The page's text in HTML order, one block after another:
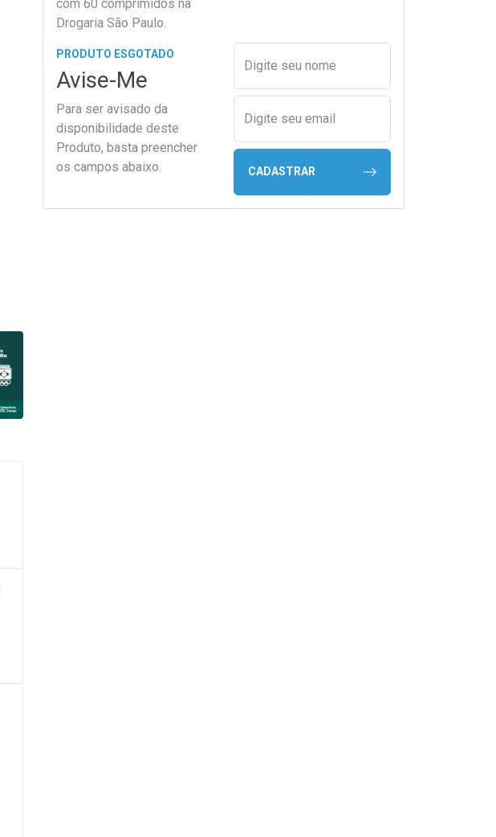
com 60 comprimidos na
Drogaria São Paulo.
PRODUTO ESGOTADO
Avise-Me
Para ser avisado da
disponibilidade deste
Produto, basta preencher
os campos abaixo.
Preencher nome e email
Digite seu nome
Digite seu email
CADASTRAR